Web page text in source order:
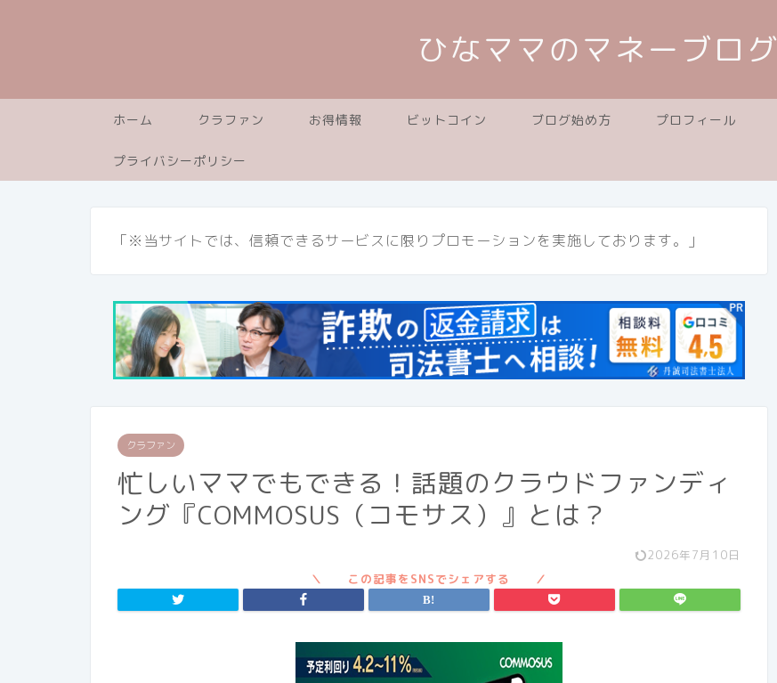
ひなママのマネーブログ
ホーム クラファン お得情報 ビットコイン ブログ始め方 プロフィール
プライバシーポリシー
「※当サイトでは、信頼できるサービスに限りプロモーションを実施しております。」
クラファン
忙しいママでもできる！話題のクラウドファンディ
ング『COMMOSUS（コモサス）』とは？
2026年7月10日